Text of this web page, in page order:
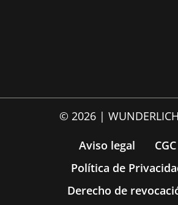
© 2026 |
Aviso legal
CGC
Política de
Derecho de